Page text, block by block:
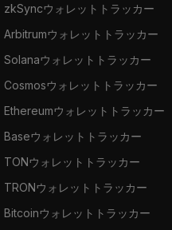
zkSyncウォレットトラッカー
Arbitrumウォレットトラッカー
Solanaウォレットトラッカー
Cosmosウォレットトラッカー
Ethereumウォレットトラッカー
Baseウォレットトラッカー
TONウォレットトラッカー
TRONウォレットトラッカー
Bitcoinウォレットトラッカー